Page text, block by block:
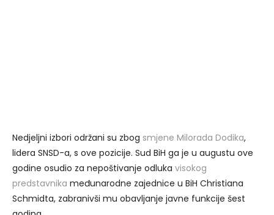
Nedjeljni izbori održani su zbog smjene Milorada Dodika,
lidera SNSD-a, s ove pozicije. Sud BiH ga je u augustu ove
godine osudio za nepoštivanje odluka visokog
predstavnika međunarodne zajednice u BiH Christiana
Schmidta, zabranivši mu obavljanje javne funkcije šest